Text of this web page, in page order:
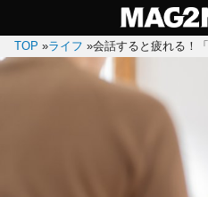
TOP »ライフ »会話すると疲れる！